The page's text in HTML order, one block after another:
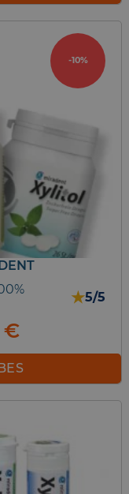
-10%
★5/5
€Current
price
is:
6,50 €.